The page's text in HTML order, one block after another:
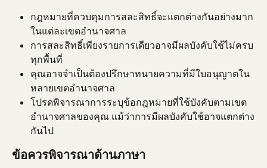
กฎหมายที่ควบคุมการสละสิทธิ์จะแตกต่างกันอย่างมาก
ในแต่ละเขตอำนาจศาล
การสละสิทธิ์เพียงรายการเดียวอาจมีผลบังคับใช้ไม่ครบ
ทุกพื้นที่
คุณอาจจำเป็นต้องปรึกษาทนายความที่มีใบอนุญาตใน
หลายเขตอำนาจศาล
โปรดพิจารณาการระบุข้อกฎหมายที่ใช้บังคับตามเขต
อำนาจศาลของคุณ แม้ว่าการมีผลบังคับใช้อาจแตกต่าง
กันไป
ข้อควรพิจารณาด้านภาษา